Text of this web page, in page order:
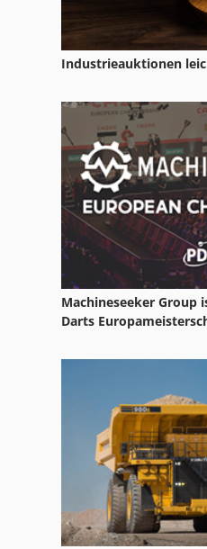
Industrieauktionen
Machineseeker Group
Darts